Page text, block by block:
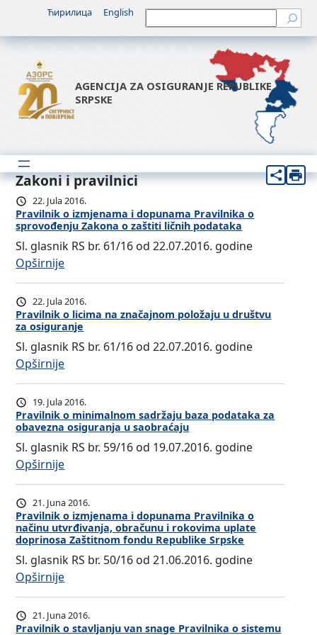
Ћирилица English Претрага
AGENCIJA ZA OSIGURANJE REPUBLIKE
SRPSKE
Zakoni i pravilnici
22. Jula 2016.
Pravilnik o izmjenama i dopunama Pravilnika o
sprovođenju Zakona o zaštiti ličnih podataka
Sl. glasnik RS br. 61/16 od 22.07.2016. godine
Opširnije:
P
r
a
v
i
l
n
i
k
o
i
z
m
j
e
n
m
a
i
d
22. Jula 2016.
Pravilnik o licima na značajnom položaju u društvu
za osiguranje
Sl. glasnik RS br. 61/16 od 22.07.2016. godine
Opširnije:
P
r
a
v
i
l
n
i
k
o
l
i
c
i
m
19. Jula 2016.
Pravilnik o minimalnom sadržaju baza podataka za
obavezna osiguranja u saobraćaju
Sl. glasnik RS br. 59/16 od 19.07.2016. godine
Opširnije:
P
r
a
v
i
l
n
i
k
21. Juna 2016.
Pravilnik o izmjenama i dopunama Pravilnika o
načinu utvrđivanja, obračunu i rokovima uplate
doprinosa Zaštitnom fondu Republike Srpske
Sl. glasnik RS br. 50/16 od 21.06.2016. godine
Opširnije:
P
r
a
21. Juna 2016.
Pravilnik o stavljanju van snage Pravilnika o sistemu